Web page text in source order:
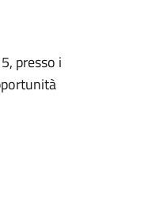
presso i